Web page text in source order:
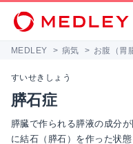
MEDLEY > 病気 > お腹（胃
すいせきしょう
膵石症
膵臓で作られる膵液の成分
に結石（膵石）を作った状態